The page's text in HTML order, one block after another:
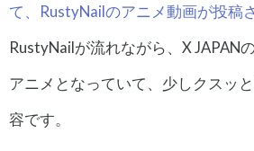
て、RustyNailのアニメ動画が投稿
RustyNailが流れながら、X JAPAN
アニメとなっていて、少しクスッ
容です。